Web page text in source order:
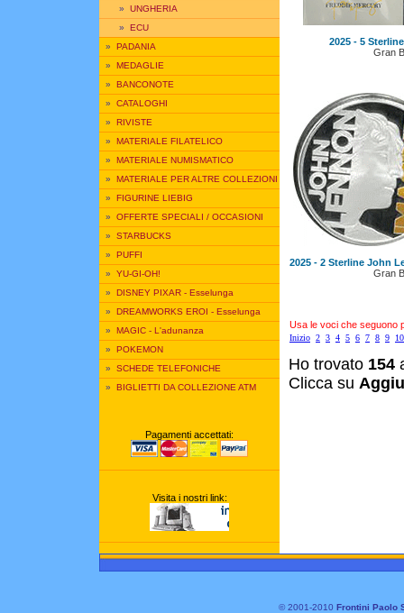
» UNGHERIA
» ECU
» PADANIA
» MEDAGLIE
» BANCONOTE
» CATALOGHI
» RIVISTE
» MATERIALE FILATELICO
» MATERIALE NUMISMATICO
» MATERIALE PER ALTRE COLLEZIONI
» FIGURINE LIEBIG
» OFFERTE SPECIALI / OCCASIONI
» STARBUCKS
» PUFFI
» YU-GI-OH!
» DISNEY PIXAR - Esselunga
» DREAMWORKS EROI - Esselunga
» MAGIC - L'adunanza
» POKEMON
» SCHEDE TELEFONICHE
» BIGLIETTI DA COLLEZIONE ATM
Pagamenti accettati:
Visita i nostri link:
2025 - 5
Gran
2025 - 2 Sterline John
Gran
Usa le voci che seguono
Inizio 2 3 4 5 6 7 8 9 10
Ho trovato 154
Clicca su
© 2001-2010 Frontini Paolo